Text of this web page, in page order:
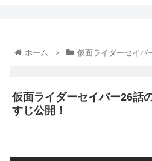
ホーム 仮面ライダーセイバ
仮面ライダーセイバー26話
すじ公開！